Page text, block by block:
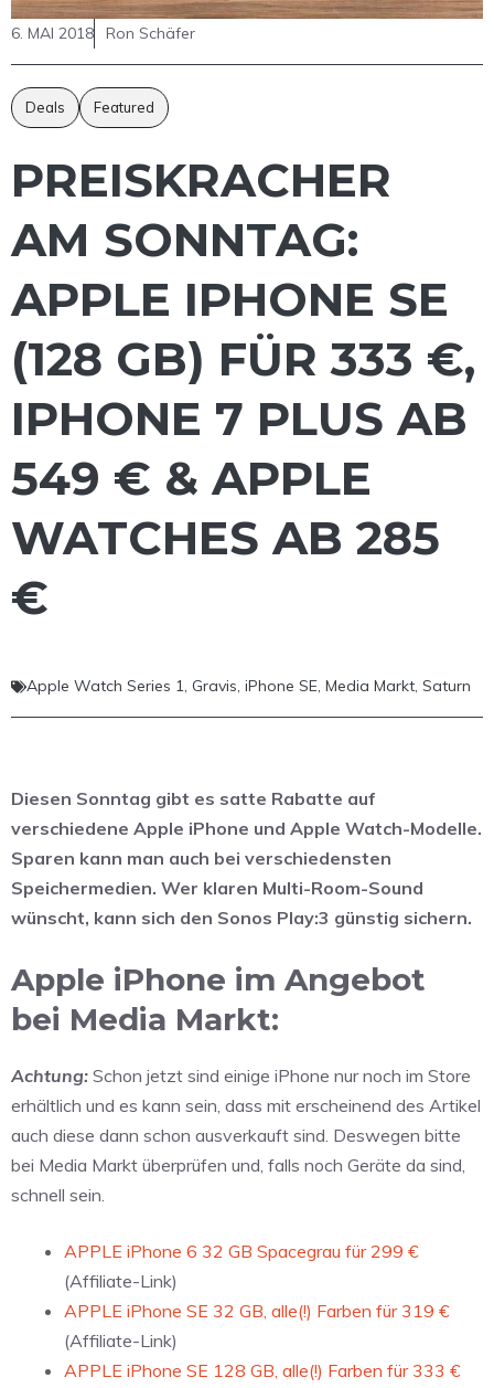
6. MAI 2018 Ron Schäfer
Deals Featured
PREISKRACHER
AM SONNTAG:
APPLE IPHONE SE
(128 GB) FÜR 333 €,
IPHONE 7 PLUS AB
549 € & APPLE
WATCHES AB 285
€
Apple Watch Series 1, Gravis, iPhone SE, Media Markt, Saturn
Diesen Sonntag gibt es satte Rabatte auf
verschiedene Apple iPhone und Apple Watch-Modelle.
Sparen kann man auch bei verschiedensten
Speichermedien. Wer klaren Multi-Room-Sound
wünscht, kann sich den Sonos Play:3 günstig sichern.
Apple iPhone im Angebot
bei Media Markt:
Achtung: Schon jetzt sind einige iPhone nur noch im Store
erhältlich und es kann sein, dass mit erscheinend des Artikel
auch diese dann schon ausverkauft sind. Deswegen bitte
bei Media Markt überprüfen und, falls noch Geräte da sind,
schnell sein.
APPLE iPhone 6 32 GB Spacegrau für 299 €
(Affiliate-Link)
APPLE iPhone SE 32 GB, alle(!) Farben für 319 €
(Affiliate-Link)
APPLE iPhone SE 128 GB, alle(!) Farben für 333 €